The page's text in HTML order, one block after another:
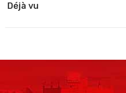
Déjà vu